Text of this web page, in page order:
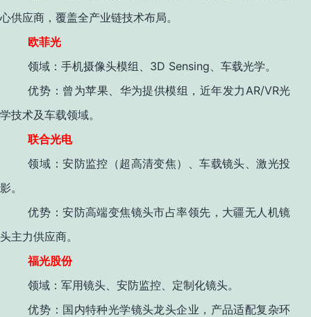
心供应商，覆盖全产业链技术布局。
欧菲光
领域 ：手机摄像头模组、 3D Sensing 、车载光学。
优势 ：曾为苹果、华为提供模组，近年发力 AR/VR光
学技术及车载领域。
联合光电
领域 ：安防监控（超高清变焦）、车载镜头、激光投
影。
优势 ：安防高端变焦镜头市占率领先，大疆无人机镜
头主力供应商。
福光股份
领域 ：军用镜头、安防监控、定制化镜头。
优势 ：国内特种光学镜头龙头企业，产品适配复杂环